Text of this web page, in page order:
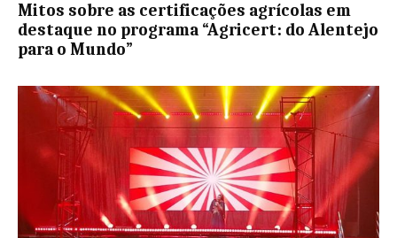
Mitos sobre as certificações agrícolas em
destaque no programa “Agricert: do Alentejo
para o Mundo”